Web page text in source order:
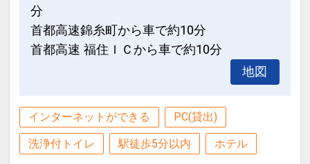
分
首都高速錦糸町から車で約10分
首都高速 福住ＩＣから車で約10分
地図
インターネットができる PC(貸出)
洗浄付トイレ 駅徒歩5分以内 ホテル